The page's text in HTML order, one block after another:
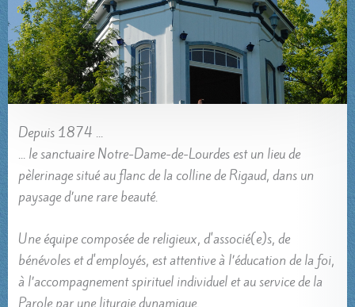
Depuis 1874 ...
... le sanctuaire Notre-Dame-de-Lourdes est un lieu de
pèlerinage situé au flanc de la colline de Rigaud, dans un
paysage d’une rare beauté.
Une équipe composée de religieux, d'associé(e)s, de
bénévoles et d'employés, est attentive à l’éducation de la foi,
à l’accompagnement spirituel individuel et au service de la
Parole par une liturgie dynamique.